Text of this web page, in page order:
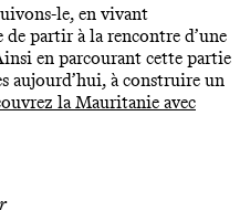
le, en vivant
de partir à la rencontre d’une
en parcourant cette partie
aujourd’hui, à construire un
la Mauritanie avec